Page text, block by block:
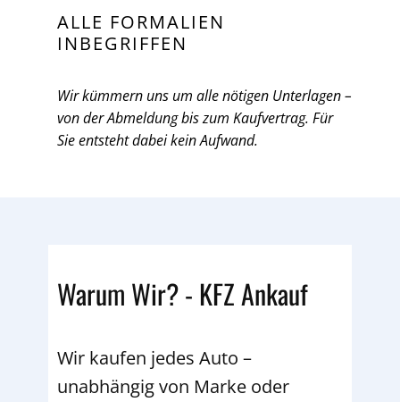
ALLE FORMALIEN
INBEGRIFFEN
Wir kümmern uns um alle nötigen Unterlagen –
von der Abmeldung bis zum Kaufvertrag. Für
Sie entsteht dabei kein Aufwand.
Warum Wir? - KFZ Ankauf
Wir kaufen jedes Auto –
unabhängig von Marke oder